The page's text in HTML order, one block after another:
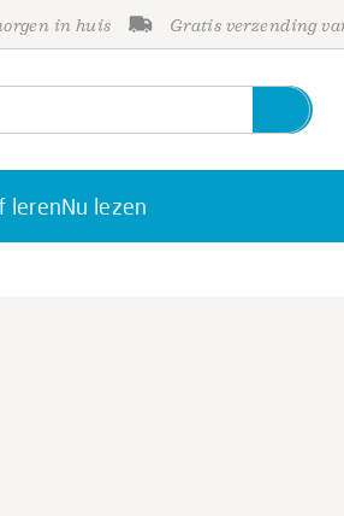
in huis Gratis verzending
lerenNu lezen